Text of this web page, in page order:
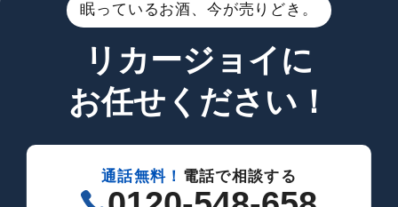
眠っているお酒、今が売りどき。
リカージョイに
お任せください！
通話無料！ 電話で相談する